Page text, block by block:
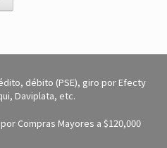
débito (PSE), giro por Efecty
Daviplata, etc.
Compras Mayores a $120,000